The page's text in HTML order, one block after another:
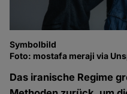
Symbolbild
Foto: mostafa meraji via
Das iranische Regime